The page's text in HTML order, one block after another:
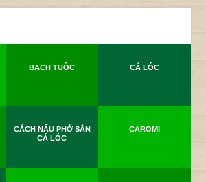
BẠCH TUỘC CÁ LÓC
CÁCH NẤU PHỞ SẮN
CÁ LÓC
CAROMI